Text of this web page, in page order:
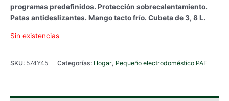
programas predefinidos. Protección sobrecalentamiento.
Patas antideslizantes. Mango tacto frío. Cubeta de 3, 8 L.
Sin existencias
SKU: 574Y45 Categorías: Hogar, Pequeño electrodoméstico PAE